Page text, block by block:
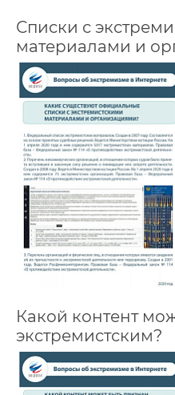
Списки с
материалами и
Какой контент
экстремистским?